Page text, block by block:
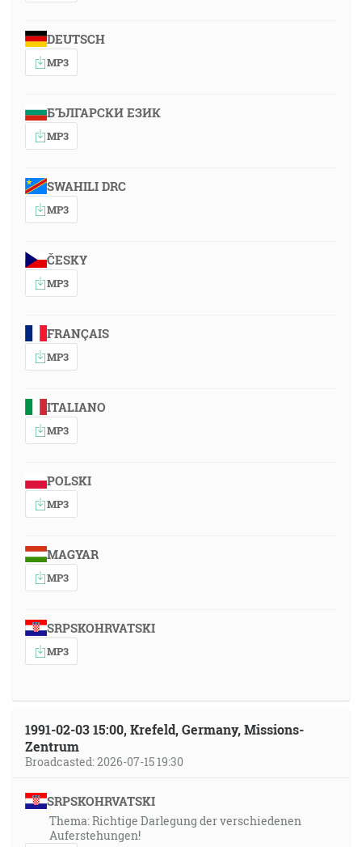
DEUTSCH
MP3
БЪЛГАРСКИ ЕЗИК
MP3
SWAHILI DRC
MP3
ČESKY
MP3
FRANÇAIS
MP3
ITALIANO
MP3
POLSKI
MP3
MAGYAR
MP3
SRPSKOHRVATSKI
MP3
1991-02-03 15:00, Krefeld, Germany, Missions-
Zentrum
Broadcasted: 2026-07-15 19:30
SRPSKOHRVATSKI
Thema: Richtige Darlegung der verschiedenen
Auferstehungen!